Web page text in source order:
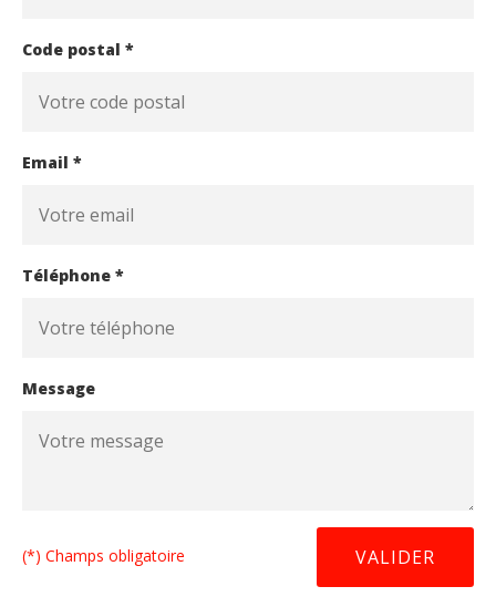
Code postal *
Email *
Téléphone *
Message
(*) Champs obligatoire